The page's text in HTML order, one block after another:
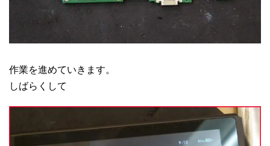
作業を進めていきます。
しばらくして